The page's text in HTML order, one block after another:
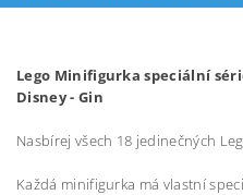
Lego Minifigurka speciální
Disney - Gin
Nasbírej všech 18 jedinečných
Každá minifigurka má vlastní